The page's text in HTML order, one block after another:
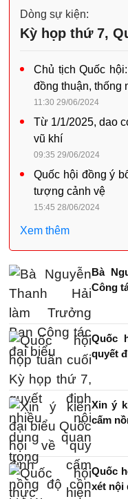
Dòng sự kiện:
Kỳ họp thứ 7,
Chủ tịch Quốc
đồng thuận, thống
11:30 29/06/2024
Từ 1/1/2025, dao
vũ khí
09:35 29/06/2024
Quốc hội đồng ý
tượng cảnh vệ
15:45 28/06/2024
Xem thêm
Bà
Công
Quốc
quyết
Xin ý
cấm
Quốc
xét nội